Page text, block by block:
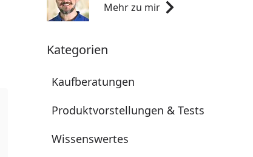
Mehr zu mir
Kategorien
Kaufberatungen
Produktvorstellungen & Tests
Wissenswertes